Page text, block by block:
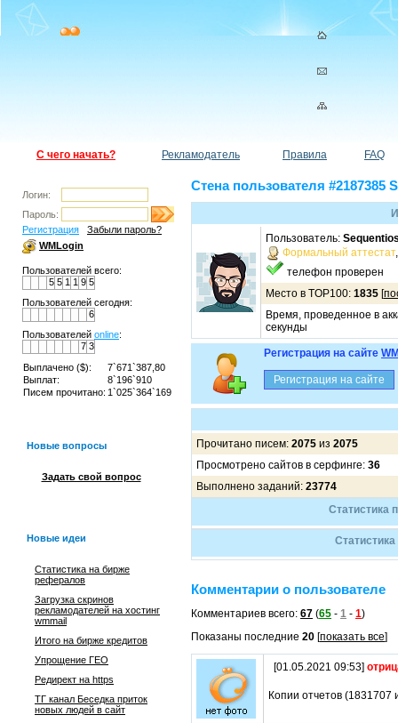
С чего начать? Рекламодатель Правила FAQ
Логин:
Пароль:
Регистрация
Забыли пароль?
WMLogin
Пользователей всего:
5 5 1 1 9 5
Пользователей сегодня:
6
Пользователей online:
7 3
Выплачено ($):
7`671`387,80
Выплат:
8`196`910
Писем прочитано: 1`025`364`169
Новые вопросы
Задать свой вопрос
Новые идеи
Статистика на бирже
рефералов
Загрузка скринов
рекламодателей на хостинг
wmmail
Итого на бирже кредитов
Упрощение ГЕО
Редирект на https
ТГ канал Беседка приток
новых людей в сайт
Стена пользователя #2187385
Пользователь:
Формальный аттестат
телефон проверен
Место в TOP100: 1835 [
Время, проведенное в
секунды
Регистрация на сайте
Прочитано писем: 2075 из 2075
Просмотрено сайтов в серфинге: 36
Выполнено заданий: 23774
Статистика
Комментарии о пользователе
Комментариев всего: 67 (65 - 1 - 1)
Показаны последние 20 [показать все]
[01.05.2021 09:53]
Копии отчетов (1831707